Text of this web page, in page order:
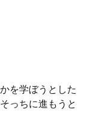
を学ぼうとした
っちに進もうと